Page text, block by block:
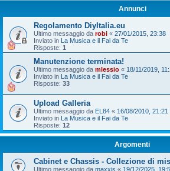
Annunci
Regolamento DiyItalia.eu
Ultimo messaggio da robi « 27/01/2015, 23:38
Inviato in La Musica e il Fai da Te
Risposte: 1
Manutenzione terminata!
Ultimo messaggio da mlessio « 18/11/2019,
Inviato in La Musica e il Fai da Te
Risposte: 33
Upload Galleria
Ultimo messaggio da EL84 « 16/08/2010, 21:21
Inviato in La Musica e il Fai da Te
Risposte: 12
Argomenti
Cabinet e Chassis - Collezione di
Ultimo messaggio da maxxis « 19/12/2025,